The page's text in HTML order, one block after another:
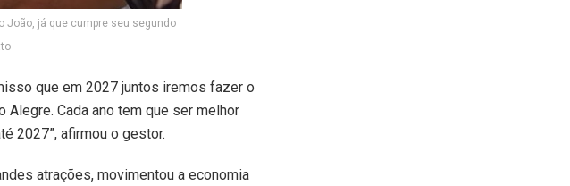
João, já que cumpre seu segundo
que em 2027 juntos iremos fazer o
Alegre. Cada ano tem que ser melhor
2027”, afirmou o gestor.
atrações, movimentou a economia